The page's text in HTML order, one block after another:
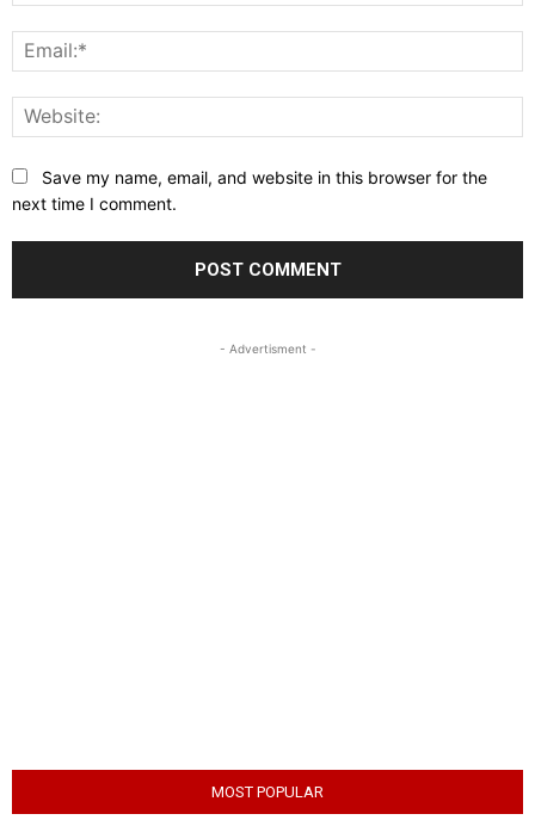
Save my name, email, and website in this browser for the
next time I comment.
- Advertisment -
MOST POPULAR